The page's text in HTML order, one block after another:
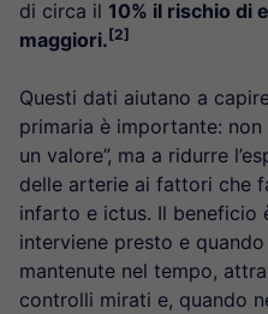
di circa il 10% il rischio di
maggiori. [2]
Questi dati aiutano a
primaria è importante:
un valore”, ma a ridurre
delle arterie ai fattori che
infarto e ictus. Il beneficio
interviene presto e
mantenute nel tempo,
controlli mirati e, quando